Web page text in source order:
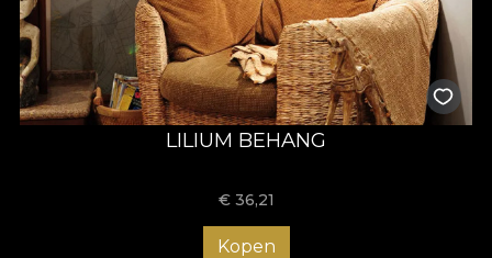
LILIUM BEHANG
€ 36,21
Kopen